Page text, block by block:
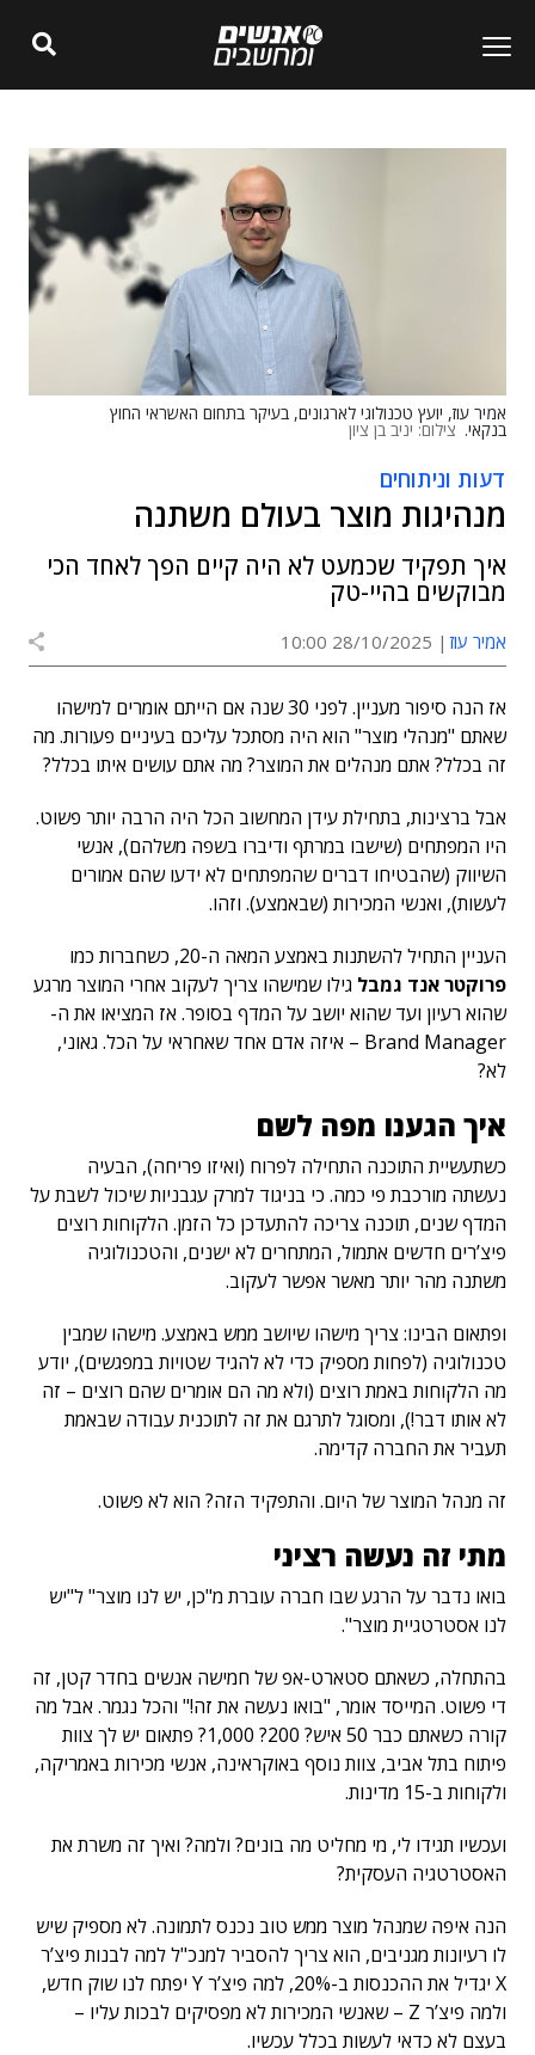
אמיר עוז, יועץ טכנולוגי לארגונים, בעיקר בתחום האשראי החוץ
בנקאי. צילום: יניב בן ציון
דעות וניתוחים
מנהיגות מוצר בעולם משתנה
איך תפקיד שכמעט לא היה קיים הפך לאחד הכי
מבוקשים בהיי-טק
אמיר עוז 28/10/2025 10:00
אז הנה סיפור מעניין. לפני 30 שנה אם הייתם אומרים למישהו
שאתם "מנהלי מוצר" הוא היה מסתכל עליכם בעיניים פעורות. מה
זה בכלל? אתם מנהלים את המוצר? מה אתם עושים איתו בכלל?
אבל ברצינות, בתחילת עידן המחשוב הכל היה הרבה יותר פשוט.
היו המפתחים (שישבו במרתף ודיברו בשפה משלהם), אנשי
השיווק (שהבטיחו דברים שהמפתחים לא ידעו שהם אמורים
לעשות), ואנשי המכירות (שבאמצע). וזהו.
העניין התחיל להשתנות באמצע המאה ה-20, כשחברות כמו
פרוקטר אנד גמבל גילו שמישהו צריך לעקוב אחרי המוצר מרגע
שהוא רעיון ועד שהוא יושב על המדף בסופר. אז המציאו את ה-
Brand Manager – איזה אדם אחד שאחראי על הכל. גאוני,
לא?
איך הגענו מפה לשם
כשתעשיית התוכנה התחילה לפרוח (ואיזו פריחה), הבעיה
נעשתה מורכבת פי כמה. כי בניגוד למרק עגבניות שיכול לשבת על
המדף שנים, תוכנה צריכה להתעדכן כל הזמן. הלקוחות רוצים
פיצ’רים חדשים אתמול, המתחרים לא ישנים, והטכנולוגיה
משתנה מהר יותר מאשר אפשר לעקוב.
ופתאום הבינו: צריך מישהו שיושב ממש באמצע. מישהו שמבין
טכנולוגיה (לפחות מספיק כדי לא להגיד שטויות במפגשים), יודע
מה הלקוחות באמת רוצים (ולא מה הם אומרים שהם רוצים – זה
לא אותו דבר!), ומסוגל לתרגם את זה לתוכנית עבודה שבאמת
תעביר את החברה קדימה.
זה מנהל המוצר של היום. והתפקיד הזה? הוא לא פשוט.
מתי זה נעשה רציני
בואו נדבר על הרגע שבו חברה עוברת מ"כן, יש לנו מוצר" ל"יש
לנו אסטרטגיית מוצר".
בהתחלה, כשאתם סטארט-אפ של חמישה אנשים בחדר קטן, זה
די פשוט. המייסד אומר, "בואו נעשה את זה!" והכל נגמר. אבל מה
קורה כשאתם כבר 50 איש? 200? 1,000? פתאום יש לך צוות
פיתוח בתל אביב, צוות נוסף באוקראינה, אנשי מכירות באמריקה,
ולקוחות ב-15 מדינות.
ועכשיו תגידו לי, מי מחליט מה בונים? ולמה? ואיך זה משרת את
האסטרטגיה העסקית?
הנה איפה שמנהל מוצר ממש טוב נכנס לתמונה. לא מספיק שיש
לו רעיונות מגניבים, הוא צריך להסביר למנכ"ל למה לבנות פיצ’ר
X יגדיל את ההכנסות ב-20%, למה פיצ’ר Y יפתח לנו שוק חדש,
ולמה פיצ’ר Z – שאנשי המכירות לא מפסיקים לבכות עליו –
בעצם לא כדאי לעשות בכלל עכשיו.